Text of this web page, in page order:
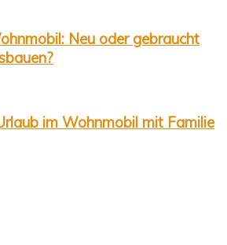
Neu oder gebraucht
im Wohnmobil mit Familie